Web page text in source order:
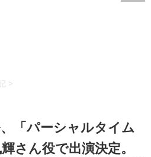
>
「パーシャルタイム
さん役で出演決定。